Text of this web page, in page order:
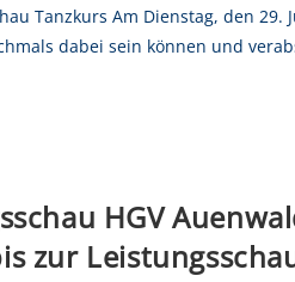
Tanzkurs Am Dienstag, den
dabei sein können und
HGV
zur